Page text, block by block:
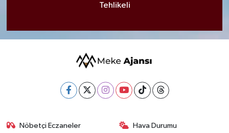
Tehlikeli
Nöbetçi Eczaneler Hava Durumu